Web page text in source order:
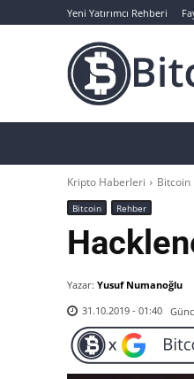
Yeni Yatırımcı Rehberi
Kripto Haberleri Bitcoin
Bitcoin Rehber
Yazar: Yusuf Numanoğlu
31.10.2019 - 01:40